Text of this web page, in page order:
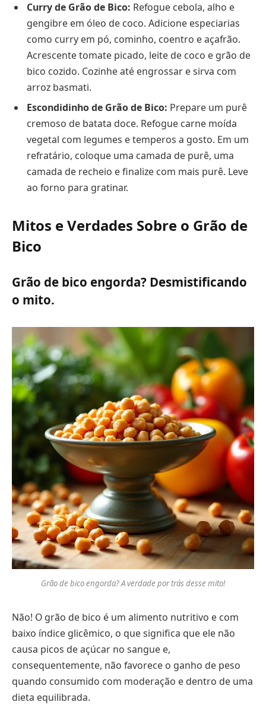
Curry de Grão de Bico: Refogue cebola, alho e
gengibre em óleo de coco. Adicione especiarias
como curry em pó, cominho, coentro e açafrão.
Acrescente tomate picado, leite de coco e grão de
bico cozido. Cozinhe até engrossar e sirva com
arroz basmati.
Escondidinho de Grão de Bico: Prepare um purê
cremoso de batata doce. Refogue carne moída
vegetal com legumes e temperos a gosto. Em um
refratário, coloque uma camada de purê, uma
camada de recheio e finalize com mais purê. Leve
ao forno para gratinar.
Mitos e Verdades Sobre o Grão de
Bico
Grão de bico engorda? Desmistificando
o mito.
Grão de bico engorda? A verdade por trás desse mito!
Não! O grão de bico é um alimento nutritivo e com
baixo índice glicêmico, o que significa que ele não
causa picos de açúcar no sangue e,
consequentemente, não favorece o ganho de peso
quando consumido com moderação e dentro de uma
dieta equilibrada.